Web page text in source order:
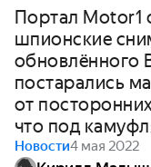
Портал Motor1
шпионские
обновлённого
постарались
от
что под
Новости4 мая 2022